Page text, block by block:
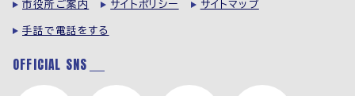
市役所ご案内 サイトポリシー サイトマップ
手話で電話をする
OFFICIAL SNS